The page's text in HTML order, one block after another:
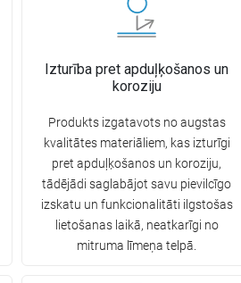
Izturība pret apduļķošanos un
koroziju
Produkts izgatavots no augstas
kvalitātes materiāliem, kas izturīgi
pret apduļķošanos un koroziju,
tādējādi saglabājot savu pievilcīgo
izskatu un funkcionalitāti ilgstošas
lietošanas laikā, neatkarīgi no
mitruma līmeņa telpā.